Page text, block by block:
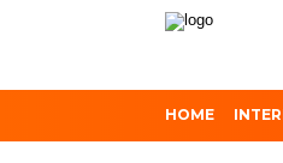
HOME